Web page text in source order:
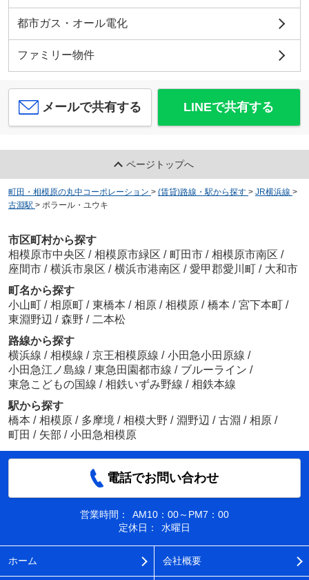
都市ガス・オール電化
ファミリー物件
メールで共有する LINEで共有する
ページトップへ
町田・相模原の丸中コーポレーション > (賃貸)路線・駅から探す > JR横浜線 >
古淵駅 > ポラール・ユウキ
市区町村から探す
相模原市中央区 / 相模原市緑区 / 町田市 / 相模原市南区 /
座間市 / 横浜市泉区 / 横浜市港南区 / 愛甲郡愛川町 / 大和市
町名から探す
小山町 / 相原町 / 東橋本 / 相原 / 相模原 / 橋本 / 宮下本町 /
東淵野辺 / 森野 / 二本松
路線から探す
横浜線 / 相模線 / 京王相模原線 / 小田急小田原線 /
小田急江ノ島線 / 東急田園都市線 / ブルーライン /
東急こどもの国線 / 相鉄いずみ野線 / 相鉄本線
駅から探す
橋本 / 相模原 / 多摩境 / 相模大野 / 淵野辺 / 古淵 / 相原 /
町田 / 矢部 / 小田急相模原
電話でお問い合わせ
営業時間：
AM10：00～PM7：00
定休日：
水曜日
ホーム 会社概要